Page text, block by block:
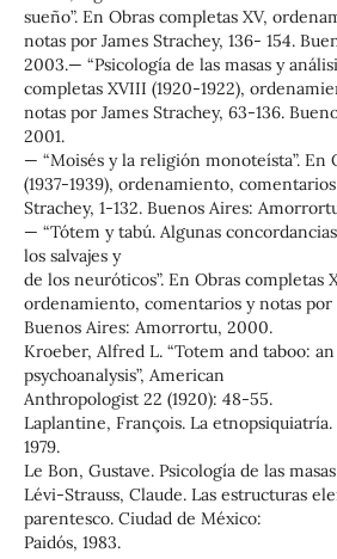
sueño”. En Obras completas XV,
notas por James Strachey, 136- 154.
2003.— “Psicología de las masas y
completas XVIII (1920-1922),
notas por James Strachey, 63-136.
2001.
— “Moisés y la religión monoteísta”. En
(1937-1939), ordenamiento,
Strachey, 1-132. Buenos Aires:
— “Tótem y tabú. Algunas
los salvajes y
de los neuróticos”. En Obras completas
ordenamiento, comentarios y notas por
Buenos Aires: Amorrortu, 2000.
Kroeber, Alfred L. “Totem and taboo:
psychoanalysis”, American
Anthropologist 22 (1920): 48-55.
Laplantine, François. La etnopsiquiatría.
1979.
Le Bon, Gustave. Psicología de las
Lévi-Strauss, Claude. Las estructuras
parentesco. Ciudad de México:
Paidós, 1983.